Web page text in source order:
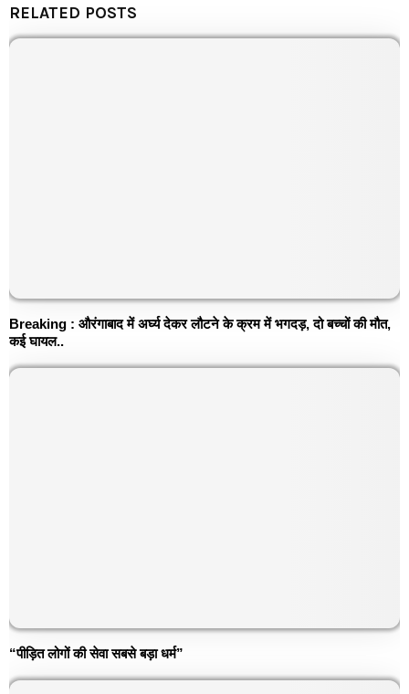
RELATED POSTS
Breaking : औरंगाबाद में अर्घ्य देकर लौटने के क्रम में भगदड़, दो बच्चों की मौत,
कई घायल..
“पीड़ित लोगों की सेवा सबसे बड़ा धर्म”